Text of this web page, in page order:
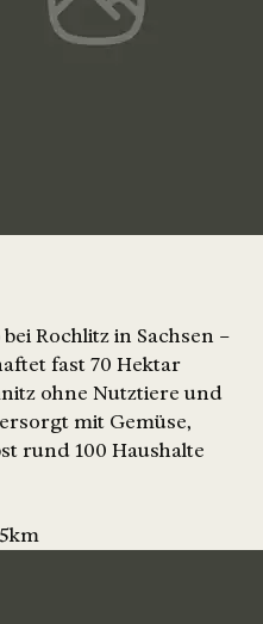
Rochlitz in Sachsen –
fast 70 Hektar
ohne Nutztiere und
mit Gemüse,
rund 100 Haushalte